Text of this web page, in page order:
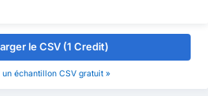
le CSV (1 Credit)
échantillon CSV gratuit »